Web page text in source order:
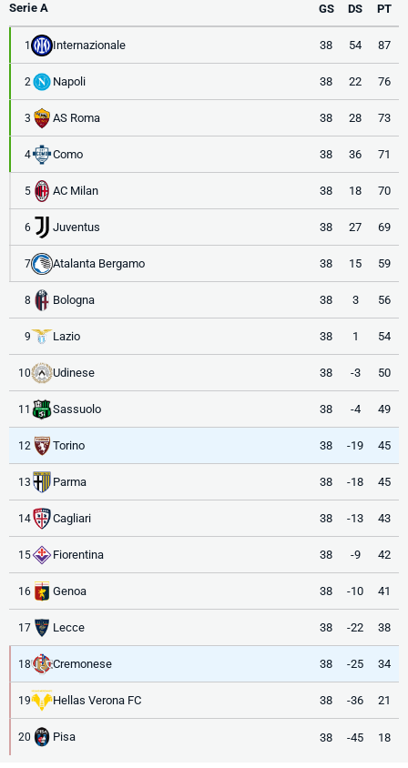
Serie A GS DS PT
1 Internazionale 38 54 87
2 Napoli 38 22 76
3 AS Roma 38 28 73
4 Como 38 36 71
5 AC Milan 38 18 70
6 Juventus 38 27 69
7 Atalanta Bergamo 38 15 59
8 Bologna 38 3 56
9 Lazio 38 1 54
10 Udinese 38 -3 50
11 Sassuolo 38 -4 49
12 Torino 38 -19 45
13 Parma 38 -18 45
14 Cagliari 38 -13 43
15 Fiorentina 38 -9 42
16 Genoa 38 -10 41
17 Lecce 38 -22 38
18 Cremonese 38 -25 34
19 Hellas Verona FC 38 -36 21
20 Pisa 38 -45 18